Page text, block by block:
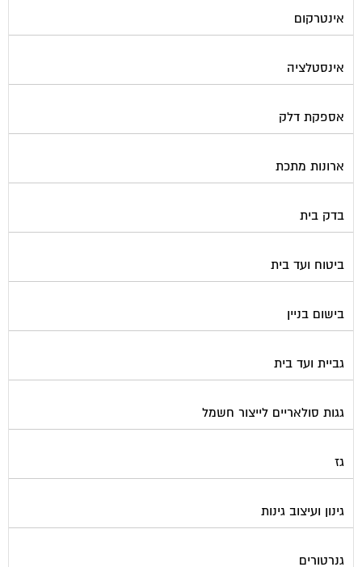
אינטרקום
אינסטלציה
אספקת דלק
ארונות מתכת
בדק בית
ביטוח ועד בית
בישום בניין
גביית ועד בית
גגות סולאריים לייצור חשמל
גז
גינון ועיצוב גינות
גנרטורים